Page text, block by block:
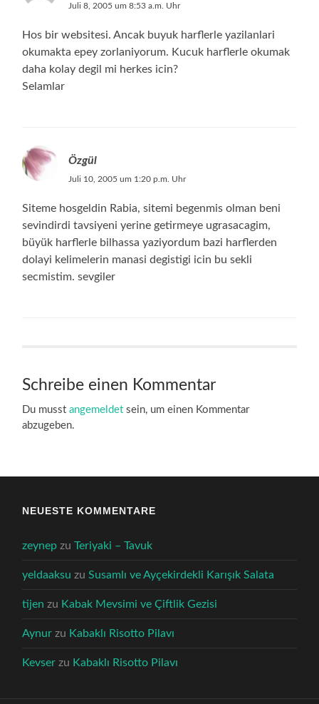
Juli 8, 2005 um 8:53 a.m. Uhr
Hos bir websitesi. Ancak buyuk harflerle yazilanlari
okumakta epey zorlaniyorum. Kucuk harflerle okumak
daha kolay degil mi herkes icin?
Selamlar
Özgül
Juli 10, 2005 um 1:20 p.m. Uhr
Siteme hosgeldin Rabia, sitemi begenmis olman beni
sevindirdi tavsiyeni yerine getirmeye ugrasacagim,
büyük harflerle bilhassa yaziyordum bazi harflerden
dolayi kelimelerin manasi degistigi icin bu sekli
secmistim. sevgiler
Schreibe einen Kommentar
Du musstangemeldet sein, um einen Kommentar
abzugeben.
NEUESTE KOMMENTARE
zeynep zuTeriyaki – Tavuk
yeldaaksu zuSusamlı ve Ayçekirdekli Karışık Salata
tijen zu Kabak Mevsimi ve Çiftlik Gezisi
Aynur zu Kabaklı Risotto Pilavı
Kevser zu Kabaklı Risotto Pilavı